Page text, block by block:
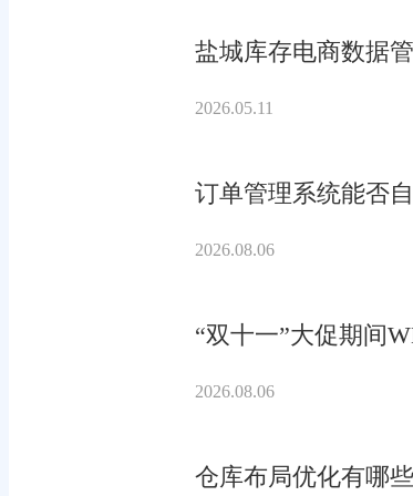
盐城库存电商数据
2026.05.11
订单管理系统能否
2026.08.06
“双十一”大促期间
2026.08.06
仓库布局优化有哪